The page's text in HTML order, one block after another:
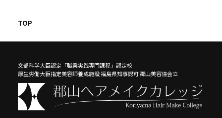
TOP
文部科学大臣認定「職業実践専門課程」認定校
厚生労働大臣指定美容師養成施設 福島県知事認可 郡山美容協会立